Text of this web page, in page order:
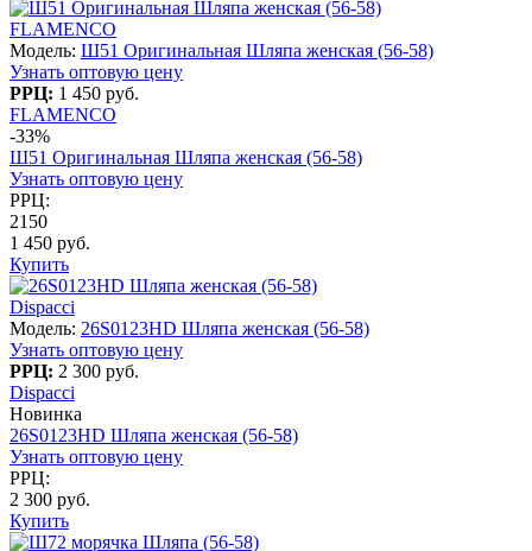
FLAMENCO
Модель: Ш51 Оригинальная Шляпа женская (56-58)
Узнать оптовую цену
РРЦ: 1 450 руб.
FLAMENCO
-33%
Ш51 Оригинальная Шляпа женская (56-58)
Узнать оптовую цену
РРЦ:
2150
1 450 руб.
Купить
Dispacci
Модель: 26S0123HD Шляпа женская (56-58)
Узнать оптовую цену
РРЦ: 2 300 руб.
Dispacci
Новинка
26S0123HD Шляпа женская (56-58)
Узнать оптовую цену
РРЦ:
2 300 руб.
Купить